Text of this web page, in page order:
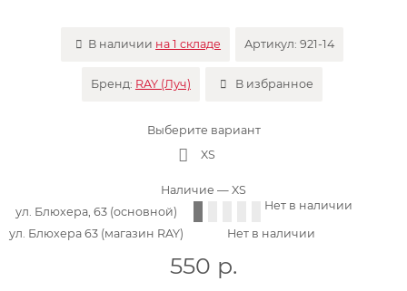
В наличии на 1 складе Артикул:921-14
Бренд: RAY (Луч) В избранное
Выберите вариант
XS
Наличие — XS
ул. Блюхера, 63 (основной)
Нет в наличии
ул. Блюхера 63 (магазин RAY) Нет в наличии
550 р.